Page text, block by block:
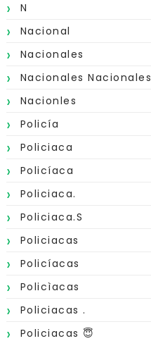
N
Nacional
Nacionales
Nacionales Nacionales
Nacionles
Policía
Policiaca
Policíaca
Policiaca.
Policiaca.s
Policiacas
Policíacas
Policìacas
Policiacas .
Policiacas 😇